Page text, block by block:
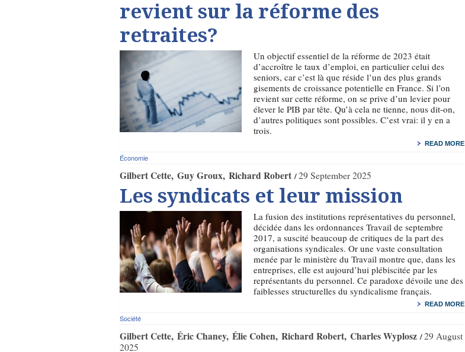
revient sur la réforme des
retraites?
Un objectif essentiel de la réforme de 2023 était
d’accroître le taux d’emploi, en particulier celui des
seniors, car c’est là que réside l’un des plus grands
gisements de croissance potentielle en France. Si l’on
revient sur cette réforme, on se prive d’un levier pour
élever le PIB par tête. Qu’à cela ne tienne, nous dit-on,
d’autres politiques sont possibles. C’est vrai: il y en a
trois.
READ MORE
Économie
Gilbert Cette Guy Groux Richard Robert 29 September 2025
Les syndicats et leur mission
La fusion des institutions représentatives du personnel,
décidée dans les ordonnances Travail de septembre
2017, a suscité beaucoup de critiques de la part des
organisations syndicales. Or une vaste consultation
menée par le ministère du Travail montre que, dans les
entreprises, elle est aujourd’hui plébiscitée par les
représentants du personnel. Ce paradoxe dévoile une des
faiblesses structurelles du syndicalisme français.
READ MORE
Société
Gilbert Cette Éric Chaney Élie Cohen Richard Robert Charles Wyplosz
29 August
2025